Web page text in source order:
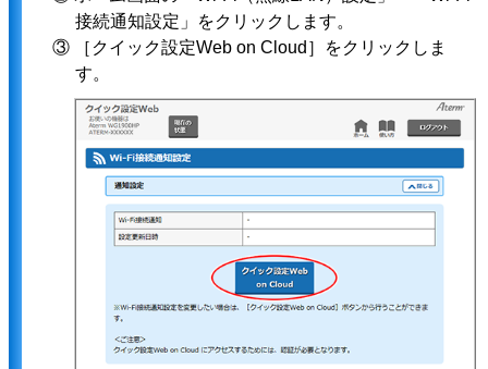
接続通知設定」をクリックします。
③ ［クイック設定Web on Cloud］をクリックしま
す。